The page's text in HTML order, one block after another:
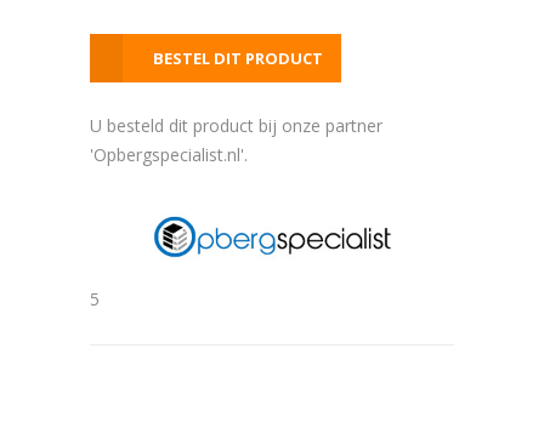
BESTEL DIT PRODUCT
U besteld dit product bij onze partner
'Opbergspecialist.nl'.
5